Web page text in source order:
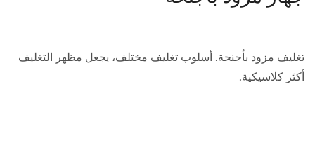
تغليف مزود بأجنحة. أسلوب تغليف مختلف، يجعل مظهر التغليف
أكثر كلاسيكية.